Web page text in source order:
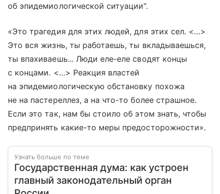
об эпидемиологической ситуации".
«Это трагедия для этих людей, для этих сел. <…>
Это вся жизнь, ты работаешь, ты вкладываешься,
ты впахиваешь... Люди еле-еле сводят концы
с концами. <…> Реакция властей
на эпидемиологическую обстановку похожа
не на пастереллез, а на что-то более страшное.
Если это так, нам бы стоило об этом знать, чтобы
предпринять какие-то меры предосторожности».
Узнать больше по теме
Государственная дума: как устроен
главный законодательный орган